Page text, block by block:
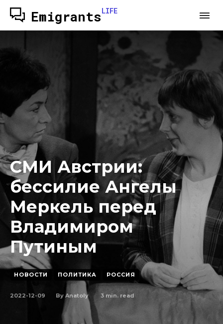
EmigrantsLIFE
СМИ Австрии:
бессилие Ангелы
Меркель перед
Владимиром
Путиным
НОВОСТИ ПОЛИТИКА РОССИЯ
2022-12-09 By Anatoly 3 min. read